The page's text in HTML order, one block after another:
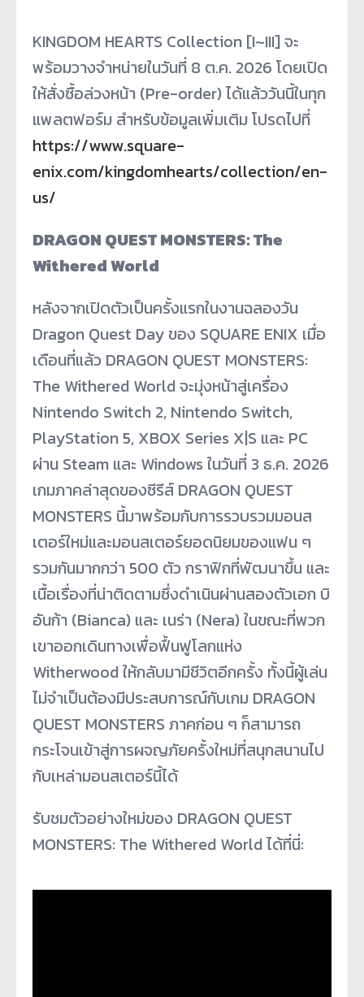
KINGDOM HEARTS Collection [I~III] จะ
พร้อมวางจำหน่ายในวันที่ 8 ต.ค. 2026 โดยเปิด
ให้สั่งซื้อล่วงหน้า (Pre-order) ได้แล้ววันนี้ในทุก
แพลตฟอร์ม สำหรับข้อมูลเพิ่มเติม โปรดไปที่
https://www.square-
enix.com/kingdomhearts/collection/en-
us/
DRAGON QUEST MONSTERS: The
Withered World
หลังจากเปิดตัวเป็นครั้งแรกในงานฉลองวัน
Dragon Quest Day ของ SQUARE ENIX เมื่อ
เดือนที่แล้ว DRAGON QUEST MONSTERS:
The Withered World จะมุ่งหน้าสู่เครื่อง
Nintendo Switch 2, Nintendo Switch,
PlayStation 5, XBOX Series X|S และ PC
ผ่าน Steam และ Windows ในวันที่ 3 ธ.ค. 2026
เกมภาคล่าสุดของซีรีส์ DRAGON QUEST
MONSTERS นี้มาพร้อมกับการรวบรวมมอนส
เตอร์ใหม่และมอนสเตอร์ยอดนิยมของแฟน ๆ
รวมกันมากกว่า 500 ตัว กราฟิกที่พัฒนาขึ้น และ
เนื้อเรื่องที่น่าติดตามซึ่งดำเนินผ่านสองตัวเอก บิ
อันก้า (Bianca) และ เนร่า (Nera) ในขณะที่พวก
เขาออกเดินทางเพื่อฟื้นฟูโลกแห่ง
Witherwood ให้กลับมามีชีวิตอีกครั้ง ทั้งนี้ผู้เล่น
ไม่จำเป็นต้องมีประสบการณ์กับเกม DRAGON
QUEST MONSTERS ภาคก่อน ๆ ก็สามารถ
กระโจนเข้าสู่การผจญภัยครั้งใหม่ที่สนุกสนานไป
กับเหล่ามอนสเตอร์นี้ได้
รับชมตัวอย่างใหม่ของ DRAGON QUEST
MONSTERS: The Withered World ได้ที่นี่: